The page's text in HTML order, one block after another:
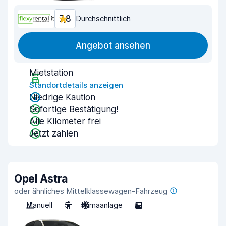
7,8 Durchschnittlich
Angebot ansehen
Mietstation
Standortdetails anzeigen
Niedrige Kaution
Sofortige Bestätigung!
Alle Kilometer frei
Jetzt zahlen
Opel Astra
oder ähnliches Mittelklassewagen-Fahrzeug
Manuell
5 Klimaanlage 5